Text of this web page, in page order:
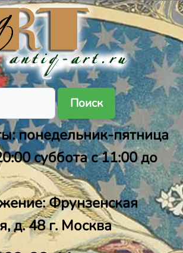
Поиск
понедельник-пятница
суббота с 11:00 до
Фрунзенская
д. 48 г. Москва